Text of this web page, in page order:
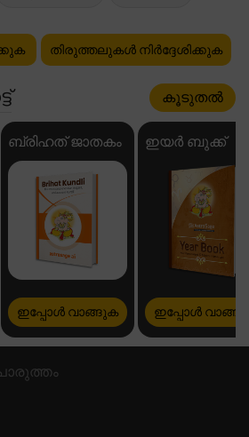
തിരുത്തലുകൾ നിർദ്ദേശിക്കുക
കൂടുതൽ
ബ്രിഹത് ജാതകം
ഇപ്പോൾ വാങ്ങുക
ഇയർ ബുക്ക്
ഇപ്പോൾ